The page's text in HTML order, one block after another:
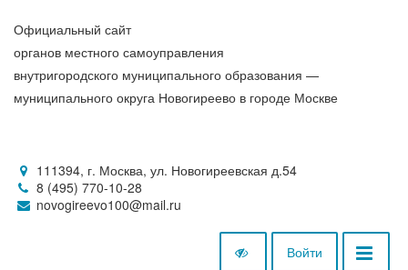
Официальный сайт
органов местного самоуправления
внутригородского муниципального образования —
муниципального округа Новогиреево в городе Москве
111394, г. Москва, ул. Новогиреевская д.54
8 (495) 770-10-28
novogireevo100@mail.ru
Войти